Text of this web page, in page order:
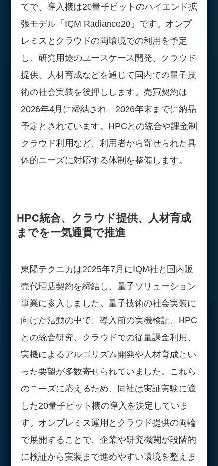
てで、導入機は20量子ビットのハイエンド拡
張モデル「IQM Radiance20」です。オンプ
レミスとクラウドの両環境での利用を予定
し、研究用途のユースケース開発、クラウド
提供、人材育成などを通じて国内での量子技
術の社会実装を後押しします。売買契約は
2026年4月に締結され、2026年末までに納品
予定とされています。HPCとの統合や課金制
クラウド利用など、利用者から寄せられた具
体的ニーズに対応する体制を整備します。
HPC統合、クラウド提供、人材育成
までを一気通貫で推進
東陽テクニカは2025年7月にIQM社と国内販
売代理店契約を締結し、量子ソリューション
事業に参入しました。量子技術の社会実装に
向けた活動の中で、導入前の実機検証、HPC
との統合研究、クラウドでの従量課金利用、
実機によるアルゴリズム開発や人材育成とい
った要望が多数寄せられていました。これら
のニーズに応えるため、同社は実証実験に適
した20量子ビット機の導入を決定していま
す。オンプレミス運用とクラウド提供の両輪
で展開することで、企業や研究機関が段階的
に検証から実装まで進めやすい環境を整えま